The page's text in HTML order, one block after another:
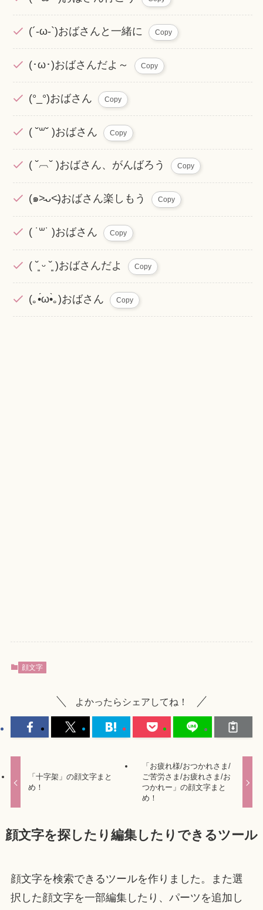
(´-ω-`)おばさんと一緒に Copy
(･ω･)おばさんだよ～ Copy
(°_°)おばさん Copy
( ˘꒳˘ )おばさん Copy
( ˘︹˘ )おばさん、がんばろう Copy
(๑˃̵ᴗ˂̵)おばさん楽しもう Copy
( ˙꒳˙ )おばさん Copy
( ˘͈ ᵕ ˘͈ )おばさんだよ Copy
(｡•́ω•̀｡)おばさん Copy
顔文字
よかったらシェアしてね！
「十字架」の顔文字まと
め！
「お疲れ様/おつかれさま/
ご苦労さま/お疲れさま/お
つかれー」の顔文字まと
め！
顔文字を探したり編集したりできるツール
顔文字を検索できるツールを作りました。また選
択した顔文字を一部編集したり、パーツを追加し